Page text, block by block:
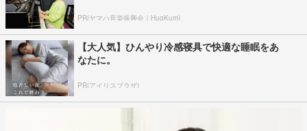
PR(ヤマハ音楽振興会｜HugKum)
【大人気】ひんやり冷感寝具で快適な睡眠をあ
なたに。
PR(アイリスプラザ)